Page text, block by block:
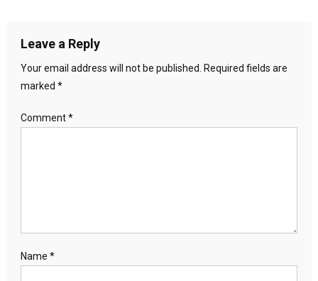
Leave a Reply
Your email address will not be published.
Required fields are
marked *
Comment*
Name *